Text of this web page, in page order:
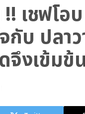
เชฟโอ
กับ ปลา
จึงเข้ม